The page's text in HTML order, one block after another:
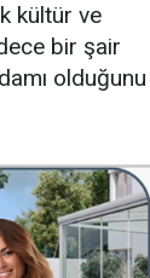
kültür ve
bir şair
olduğunu